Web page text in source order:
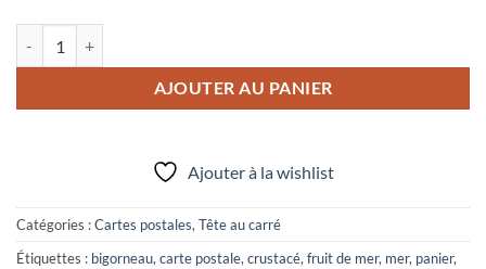
AJOUTER AU PANIER
Ajouter à la wishlist
Catégories :Cartes postales, Tête au carré
Étiquettes : bigorneau, carte postale, crustacé, fruit de mer, mer, panier,